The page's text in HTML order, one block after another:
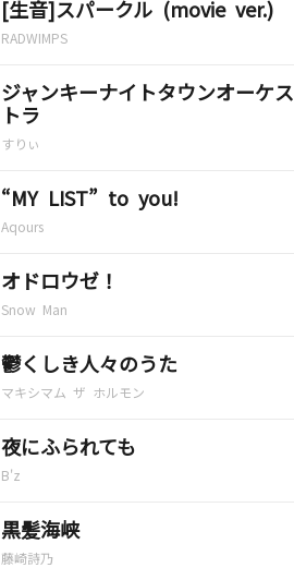
[生音]スパークル (movie ver.)
RADWIMPS
ジャンキーナイトタウンオーケス
トラ
すりぃ
“MY LIST” to you!
Aqours
オドロウゼ！
Snow Man
鬱くしき人々のうた
マキシマム ザ ホルモン
夜にふられても
B'z
黒髪海峡
藤崎詩乃